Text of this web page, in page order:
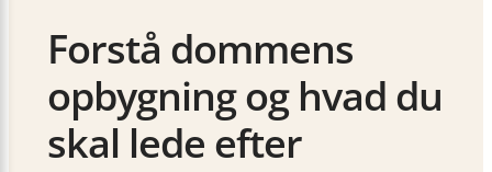
Forstå dommens
opbygning og hvad du
skal lede efter